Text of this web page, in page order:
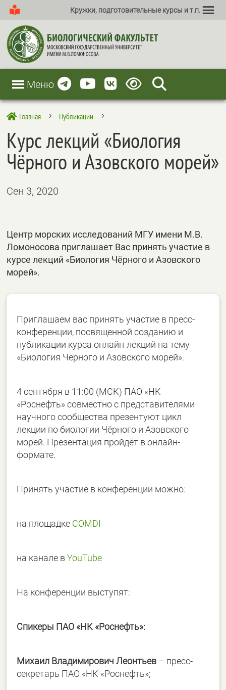
Кружки, подготовительные курсы и т.п.
Меню
 Главная 5 Публикации 5
Курс лекций «Биология
Чёрного и Азовского морей»
Сен 3, 2020
Центр морских исследований МГУ имени М.В.
Ломоносова приглашает Вас принять участие в
курсе лекций «Биология Чёрного и Азовского
морей».
Приглашаем вас принять участие в пресс-
конференции, посвященной созданию и
публикации курса онлайн-лекций на тему
«Биология Черного и Азовского морей».
4 сентября в 11:00 (МСК) ПАО «НК
«Роснефть» совместно с представителями
научного сообщества презентуют цикл
лекции по биологии Чёрного и Азовского
морей. Презентация пройдёт в онлайн-
формате.
Принять участие в конференции можно:
на площадке COMDI
на канале вYouTube
На конференции выступят:
Спикеры ПАО «НК «Роснефть»:
Михаил Владимирович Леонтьев – пресс-
секретарь ПАО «НК «Роснефть»;